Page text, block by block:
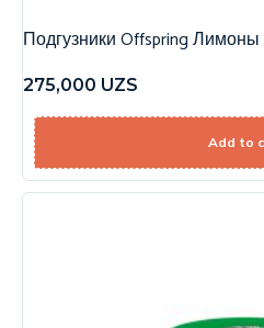
Подгузники Offspring
275,000 UZS
Add to